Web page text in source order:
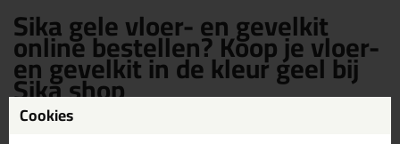
Sika gele vloer- en gevelkit
online bestellen? Koop je vloer-
en gevelkit in de kleur geel bij
Sika shop
Sika vloer- en Gevelkit in de kleur geel kopen? Op Sika shop vind je een
Cookies